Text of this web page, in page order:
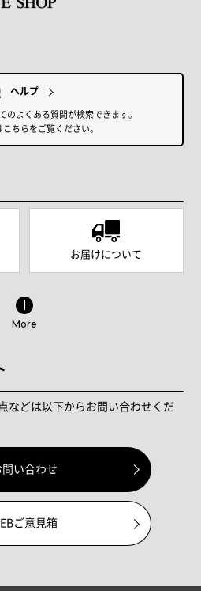
ヘルプ
のよくある質問が検索できます。
ちらをご覧ください。
お届けについて
More
などは以下からお問い合わせくだ
問い合わせ
ご意見箱